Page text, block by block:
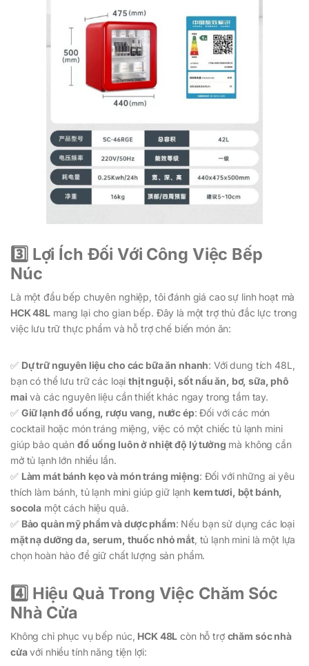
3️⃣ Lợi Ích Đối Với Công Việc Bếp
Núc
Là một đầu bếp chuyên nghiệp, tôi đánh giá cao sự linh hoạt mà
HCK 48L mang lại cho gian bếp. Đây là một trợ thủ đắc lực trong
việc lưu trữ thực phẩm và hỗ trợ chế biến món ăn:
✅ Dự trữ nguyên liệu cho các bữa ăn nhanh: Với dung tích 48L,
bạn có thể lưu trữ các loạithịt nguội, sốt nấu ăn, bơ, sữa, phô
mai và các nguyên liệu cần thiết khác ngay trong tầm tay.
✅ Giữ lạnh đồ uống, rượu vang, nước ép: Đối với các món
cocktail hoặc món tráng miệng, việc có một chiếc tủ lạnh mini
giúp bảo quảnđồ uống luôn ở nhiệt độ lý tưởng mà không cần
mở tủ lạnh lớn nhiều lần.
✅ Làm mát bánh kẹo và món tráng miệng: Đối với những ai yêu
thích làm bánh, tủ lạnh mini giúp giữ lạnh kem tươi, bột bánh,
socola một cách hiệu quả.
✅ Bảo quản mỹ phẩm và dược phẩm: Nếu bạn sử dụng các loại
mặt nạ dưỡng da, serum, thuốc nhỏ mắt, tủ lạnh mini là một lựa
chọn hoàn hảo để giữ chất lượng sản phẩm.
4️⃣ Hiệu Quả Trong Việc Chăm Sóc
Nhà Cửa
Không chỉ phục vụ bếp núc, HCK 48L còn hỗ trợ chăm sóc nhà
cửavới nhiều tính năng tiện lợi: